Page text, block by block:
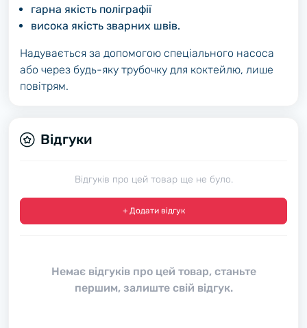
гарна якість поліграфії
висока якість зварних швів.
Надувається за допомогою спеціального насоса
або через будь-яку трубочку для коктейлю, лише
повітрям.
Відгуки
Відгуків про цей товар ще не було.
+ Додати відгук
Немає відгуків про цей товар, станьте
першим, залиште свій відгук.